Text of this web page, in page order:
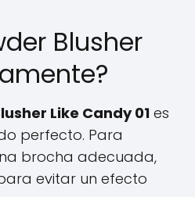
Blusher
Like Candy 01 es
perfecto. Para
brocha adecuada,
evitar un efecto